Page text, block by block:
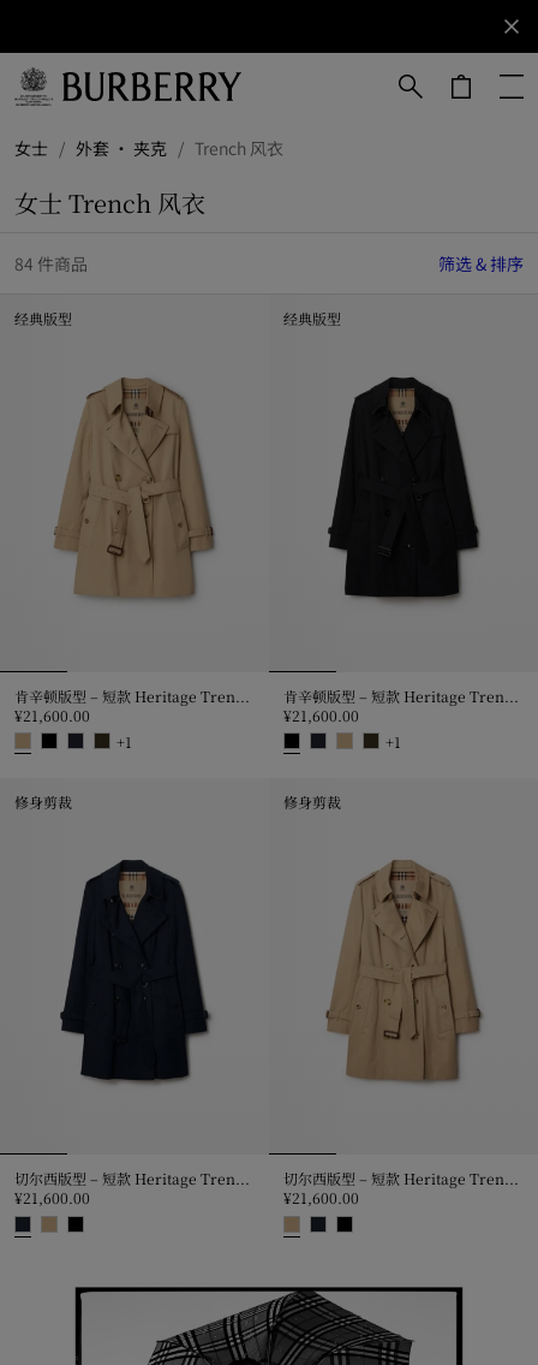
订阅获取
Burberry
品牌资
女士 / 外套 · 夹克 / Trench 风衣
女士 Trench 风衣
84 件商品 筛选 & 排序
经典版型
¥21,600.00
+1
经典版型
¥21,600.00
+1
修身剪裁
¥21,600.00
修身剪裁
¥21,600.00